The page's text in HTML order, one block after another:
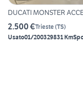
DUCATI MONSTER
2.500 €Trieste(TS)
Usato01/200329831 Km